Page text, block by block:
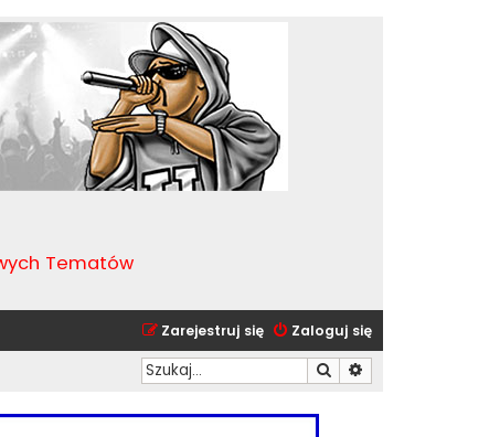
Tematów
Zaloguj się
Zarejestruj się
Szukaj